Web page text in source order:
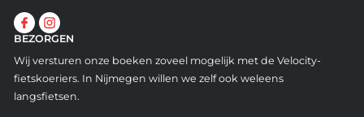
BEZORGEN
Wij versturen onze boeken zoveel mogelijk met de Velocity-
fietskoeriers. In Nijmegen willen we zelf ook weleens
langsfietsen.